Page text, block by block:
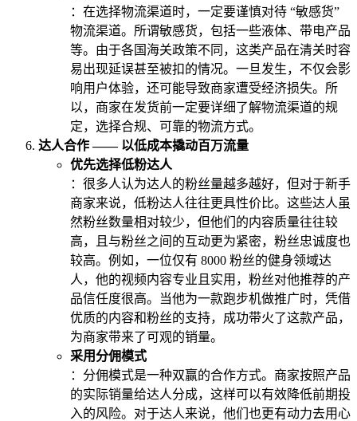
：在选择物流渠道时，一定要谨慎对待 “敏感货”
物流渠道。所谓敏感货，包括一些液体、带电产品
等。由于各国海关政策不同，这类产品在清关时容
易出现延误甚至被扣的情况。一旦发生，不仅会影
响用户体验，还可能导致商家遭受经济损失。所
以，商家在发货前一定要详细了解物流渠道的规
定，选择合规、可靠的物流方式。
达人合作 —— 以低成本撬动百万流量
优先选择低粉达人
：很多人认为达人的粉丝量越多越好，但对于新手
商家来说，低粉达人往往更具性价比。这些达人虽
然粉丝数量相对较少，但他们的内容质量往往较
高，且与粉丝之间的互动更为紧密，粉丝忠诚度也
较高。例如，一位仅有 8000 粉丝的健身领域达
人，他的视频内容专业且实用，粉丝对他推荐的产
品信任度很高。当他为一款跑步机做推广时，凭借
优质的内容和粉丝的支持，成功带火了这款产品，
为商家带来了可观的销量。
采用分佣模式
：分佣模式是一种双赢的合作方式。商家按照产品
的实际销量给达人分成，这样可以有效降低前期投
入的风险。对于达人来说，他们也更有动力去用心